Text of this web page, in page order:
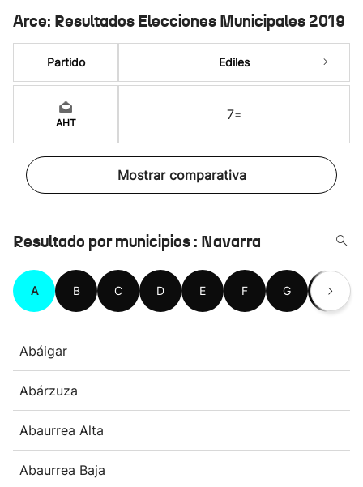
Arce: Resultados Elecciones Municipales 2019
Partido
AHT
Ediles
7=
Mostrar comparativa
Resultado por municipios : Navarra
A B C D E F G H
Abáigar
Abárzuza
Abaurrea Alta
Abaurrea Baja